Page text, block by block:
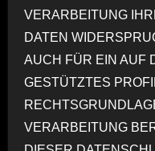
VERARBEITUNG
DATEN
AUCH FÜR EIN AUF
GESTÜTZTES
VERARBEITUNG